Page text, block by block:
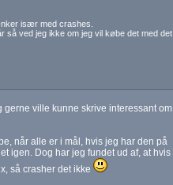
især med crashes.
ved jeg ikke om jeg vil købe det med det
gerne ville kunne skrive interessant om
når alle er i mål, hvis jeg har den på
igen. Dog har jeg fundet ud af, at hvis
så crasher det ikke